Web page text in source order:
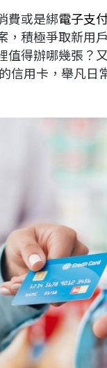
費或是綁電子支
積極爭取新用
值得辦哪幾張？
信用卡，舉凡日